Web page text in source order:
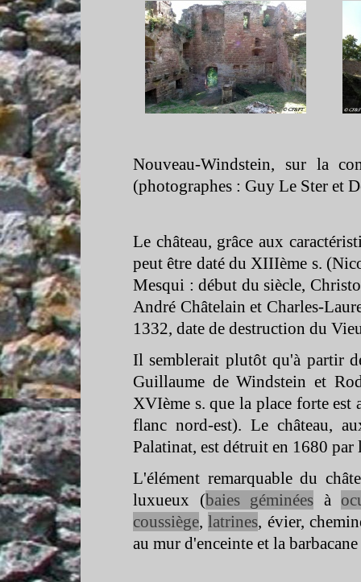
Nouveau-Windstein, sur la
(photographes : Guy Le Ster et
Le château, grâce aux
peut être daté du XIIIème s.
Mesqui : début du siècle,
André Châtelain et Charles-
1332, date de destruction du
Il semblerait plutôt qu'à partir
Guillaume de Windstein et
XVIème s. que la place forte est
flanc nord-est). Le château,
Palatinat, est détruit en 1680 par
L'élément remarquable du
luxueux (baies géminées à
coussiège,latrines, évier,
au mur d'enceinte et la